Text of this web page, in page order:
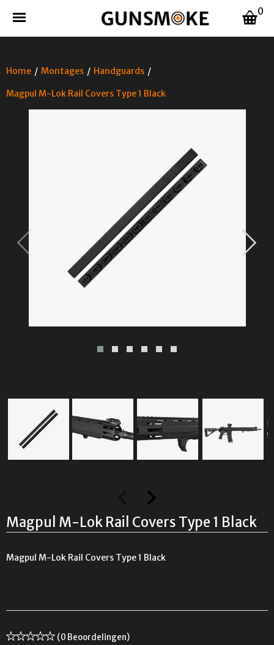
0
Home / Montages / Handguards /
Magpul M-Lok Rail Covers Type 1 Black
Magpul M-Lok Rail Covers Type 1 Black
Magpul M-Lok Rail Covers Type 1 Black
(0 Beoordelingen)